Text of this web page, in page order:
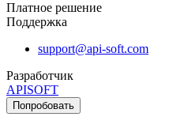
Платное решение
Поддержка
support@api-soft.com
Разработчик
APISOFT
Попробовать